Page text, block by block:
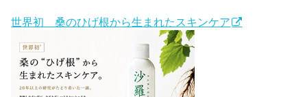
世界初 桑のひげ根から生まれたスキンケア